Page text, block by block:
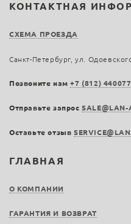
ГЛАВНАЯ
О КОМПАНИИ
ГАРАНТИЯ И ВОЗВРАТ
КОНТАКТНАЯ
СХЕМА ПРОЕЗДА
Санкт-Петербург, ул.
Позвоните нам+7 (812)
Отправьте запросSALE@LAN-
Оставьте отзыв